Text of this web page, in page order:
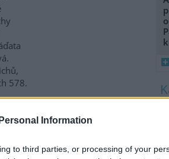
Information
to third parties, or processing of your
578.